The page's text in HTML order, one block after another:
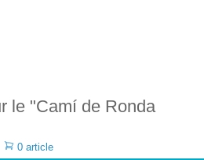
le "Camí de Ronda
0 article